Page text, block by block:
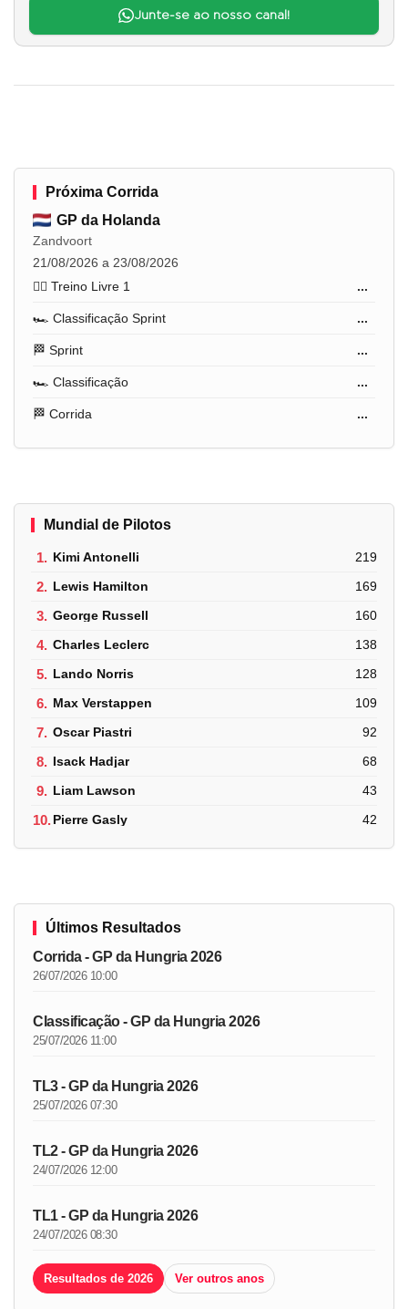
Junte-se ao nosso canal!
Próxima Corrida
GP da Holanda
Zandvoort
21/08/2026 a 23/08/2026
🏋️‍♂️ Treino Livre 1
...
🏎️ Classificação Sprint ...
🏁 Sprint ...
🏎️ Classificação ...
🏁 Corrida ...
Mundial de Pilotos
1. Kimi Antonelli 219
2. Lewis Hamilton 169
3. George Russell 160
4. Charles Leclerc 138
5. Lando Norris 128
6. Max Verstappen 109
7. Oscar Piastri 92
8. Isack Hadjar 68
9. Liam Lawson 43
10.Pierre Gasly 42
Últimos Resultados
Corrida - GP da Hungria 2026
26/07/2026 10:00
Classificação - GP da Hungria 2026
25/07/2026 11:00
TL3 - GP da Hungria 2026
25/07/2026 07:30
TL2 - GP da Hungria 2026
24/07/2026 12:00
TL1 - GP da Hungria 2026
24/07/2026 08:30
Resultados de 2026 Ver outros anos